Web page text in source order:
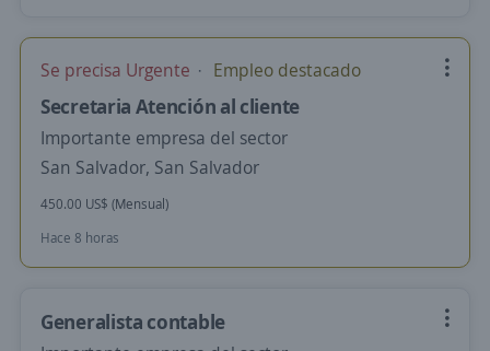
Se precisa Urgente Empleo destacado
Secretaria Atención al cliente
Importante empresa del sector
San Salvador, San Salvador
450.00 US$ (Mensual)
Hace 8 horas
Generalista contable